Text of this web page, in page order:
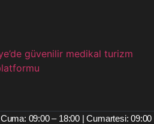
09:00 – 18:00 | Cumartesi: 09:00